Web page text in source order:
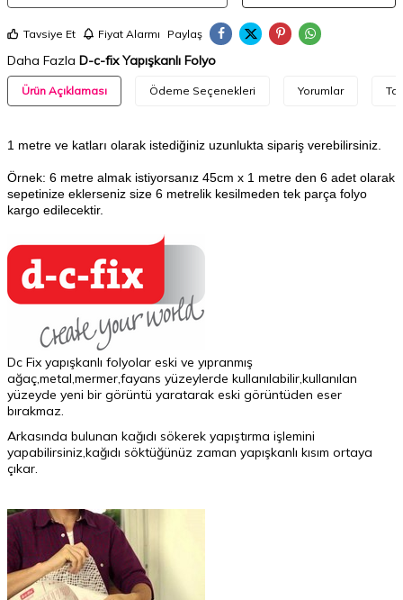
Tavsiye Et Fiyat Alarmı Paylaş
Daha Fazla D-c-fix Yapışkanlı Folyo
Ürün Açıklaması Ödeme Seçenekleri Yorumlar
1 metre ve katları olarak istediğiniz uzunlukta sipariş verebilirsiniz.
Örnek: 6 metre almak istiyorsanız 45cm x 1 metre den 6 adet olarak
sepetinize eklerseniz size 6 metrelik kesilmeden tek parça folyo
kargo edilecektir.
Dc Fix yapışkanlı folyolar eski ve yıpranmış
ağaç,metal,mermer,fayans yüzeylerde kullanılabilir,kullanılan
yüzeyde yeni bir görüntü yaratarak eski görüntüden eser
bırakmaz.
Arkasında bulunan kağıdı sökerek yapıştırma işlemini
yapabilirsiniz,kağıdı söktüğünüz zaman yapışkanlı kısım ortaya
çıkar.